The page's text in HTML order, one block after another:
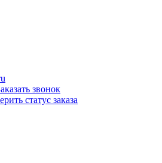
звонок
статус заказа